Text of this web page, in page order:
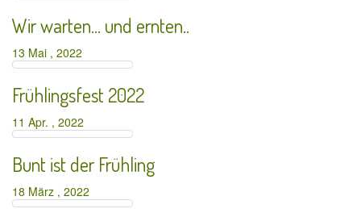
Wir warten… und ernten..
13 Mai , 2022
Frühlingsfest 2022
11 Apr. , 2022
Bunt ist der Frühling
18 März , 2022